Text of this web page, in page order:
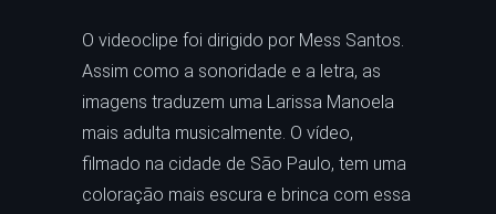
O videoclipe foi dirigido por Mess Santos.
Assim como a sonoridade e a letra, as
imagens traduzem uma Larissa Manoela
mais adulta musicalmente. O vídeo,
filmado na cidade de São Paulo, tem uma
coloração mais escura e brinca com essa